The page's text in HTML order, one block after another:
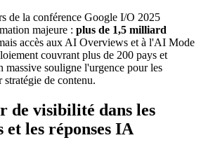
de la conférence Google I/O 2025
majeure : plus de 1,5 milliard
accès aux AI Overviews et à l'AI Mode
couvrant plus de 200 pays et
massive souligne l'urgence pour les
stratégie de contenu.
de visibilité dans les
et les réponses IA